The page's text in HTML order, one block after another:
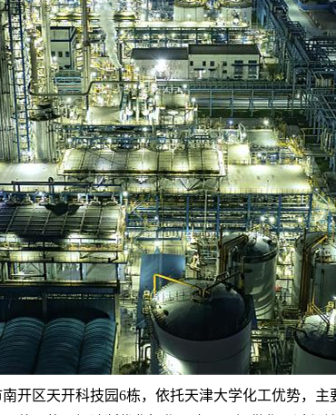
开区天开科技园6栋，依托天津大学化工优势，